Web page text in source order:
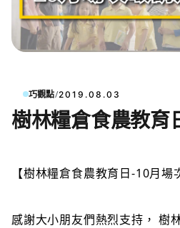
巧觀點/2019.08.03
樹林糧倉食農教育
【樹林糧倉食農教育日-10月場
感謝大小朋友們熱烈支持， 樹